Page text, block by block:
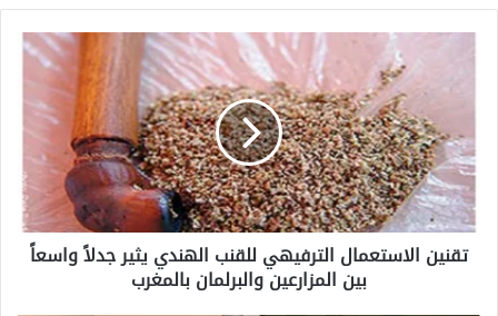
ن
س
تقنين الاستعمال الترفيهي للقنب الهندي يثير جدلاً واسعاً
بين المزارعين والبرلمان بالمغرب